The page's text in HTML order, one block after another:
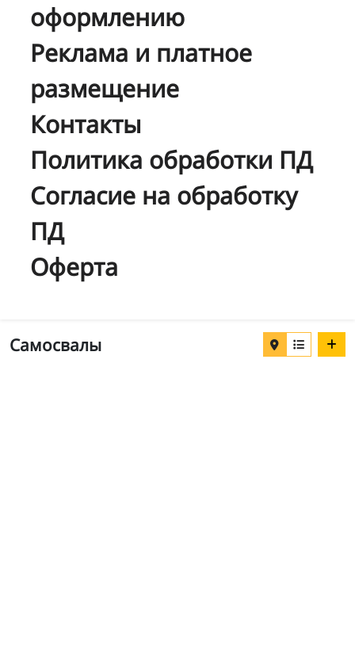
оформлению
Реклама и платное
размещение
Контакты
Политика обработки ПД
Согласие на обработку
ПД
Оферта
Самосвалы